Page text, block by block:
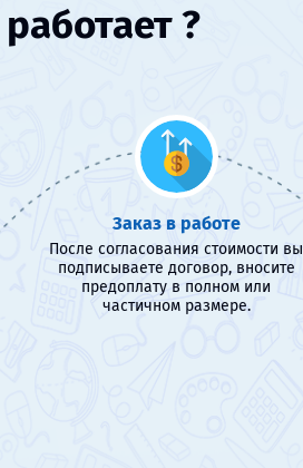
?
Заказ в работе
После согласования стоимости вы
подписываете договор, вносите
предоплату в полном или
частичном размере.